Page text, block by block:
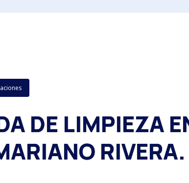
DE LIMPIEZA
RIVERA.